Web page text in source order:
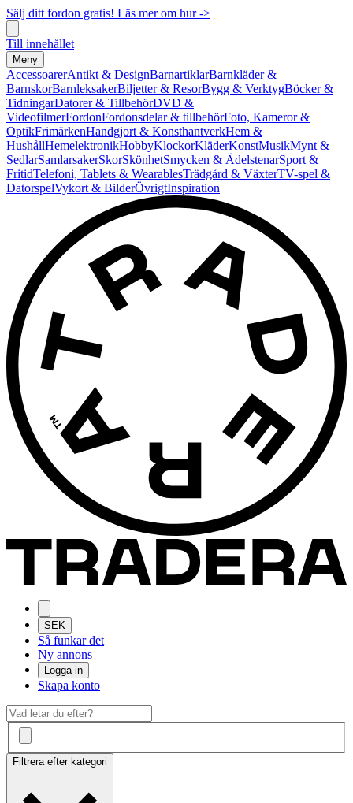
Sälj ditt fordon gratis! Läs mer om hur ->
Till innehållet
Meny
AccessoarerAntikt & DesignBarnartiklarBarnkläder &
BarnskorBarnleksakerBiljetter & ResorBygg & VerktygBöcker &
TidningarDatorer & TillbehörDVD &
VideofilmerFordonFordonsdelar & tillbehörFoto, Kameror &
OptikFrimärkenHandgjort & KonsthantverkHem &
HushållHemelektronikHobbyKlockorKläderKonstMusikMynt &
SedlarSamlarsakerSkorSkönhetSmycken & ÄdelstenarSport &
FritidTelefoni, Tablets & WearablesTrädgård & VäxterTV-spel &
DatorspelVykort & BilderÖvrigtInspiration
SEK
Så funkar det
Ny annons
Logga in
Skapa konto
Filtrera efter kategori